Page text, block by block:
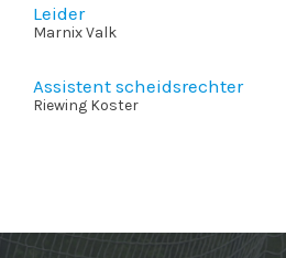
Leider
Marnix Valk
Assistent scheidsrechter
Riewing Koster